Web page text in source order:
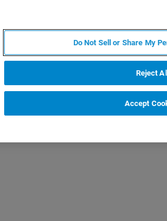
Do Not Sell or Share My
Reject
Accept